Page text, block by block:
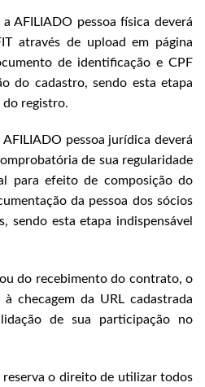
pessoa física deverá
através de upload em página
de identificação e CPF
do cadastro, sendo esta etapa
do registro.
pessoa jurídica deverá
de sua regularidade
para efeito de composição do
da pessoa dos sócios
sendo esta etapa indispensável
do recebimento do contrato, o
checagem da URL cadastrada
de sua participação no
reserva o direito de utilizar todos